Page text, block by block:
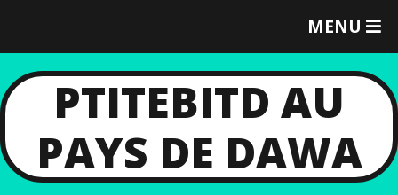
MENU
T
G
L
M
E
N
PTITEBITD AU
PAYS DE DAWA